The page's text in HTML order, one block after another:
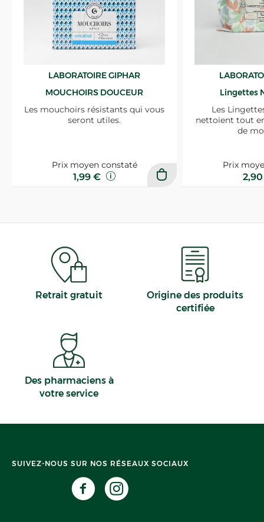
LABORATOIRE GIPHAR
MOUCHOIRS DOUCEUR
Les mouchoirs résistants qui vous
seront utiles.
Prix moyen constaté
1,99 €
Lingettes
Les
nettoient tout
de
Prix
Retrait gratuit
Origine des produits
certifiée
Des pharmaciens à
votre service
SUIVEZ-NOUS SUR NOS RÉSEAUX SOCIAUX